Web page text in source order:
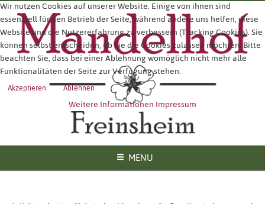
MENU
Wir nutzen Cookies auf unserer Website. Einige von ihnen sind
essenziell für den Betrieb der Seite, während andere uns helfen, diese
Website und die Nutzererfahrung zu verbessern (Tracking Cookies). Sie
können selbst entscheiden, ob Sie die Cookies zulassen möchten. Bitte
beachten Sie, dass bei einer Ablehnung womöglich nicht mehr alle
Funktionalitäten der Seite zur Verfügung stehen.
Akzeptieren Ablehnen
Weitere InformationenImpressum